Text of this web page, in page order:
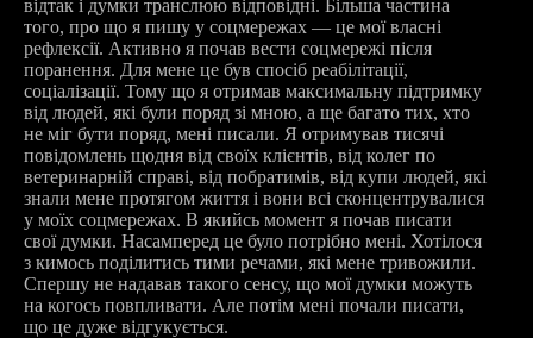
відтак і думки транслюю відповідні. Більша частина
того, про що я пишу у соцмережах — це мої власні
рефлексії. Активно я почав вести соцмережі після
поранення. Для мене це був спосіб реабілітації,
соціалізації. Тому що я отримав максимальну підтримку
від людей, які були поряд зі мною, а ще багато тих, хто
не міг бути поряд, мені писали. Я отримував тисячі
повідомлень щодня від своїх клієнтів, від колег по
ветеринарній справі, від побратимів, від купи людей, які
знали мене протягом життя і вони всі сконцентрувалися
у моїх соцмережах. В якийсь момент я почав писати
свої думки. Насамперед це було потрібно мені. Хотілося
з кимось поділитись тими речами, які мене тривожили.
Спершу не надавав такого сенсу, що мої думки можуть
на когось повпливати. Але потім мені почали писати,
що це дуже відгукується.